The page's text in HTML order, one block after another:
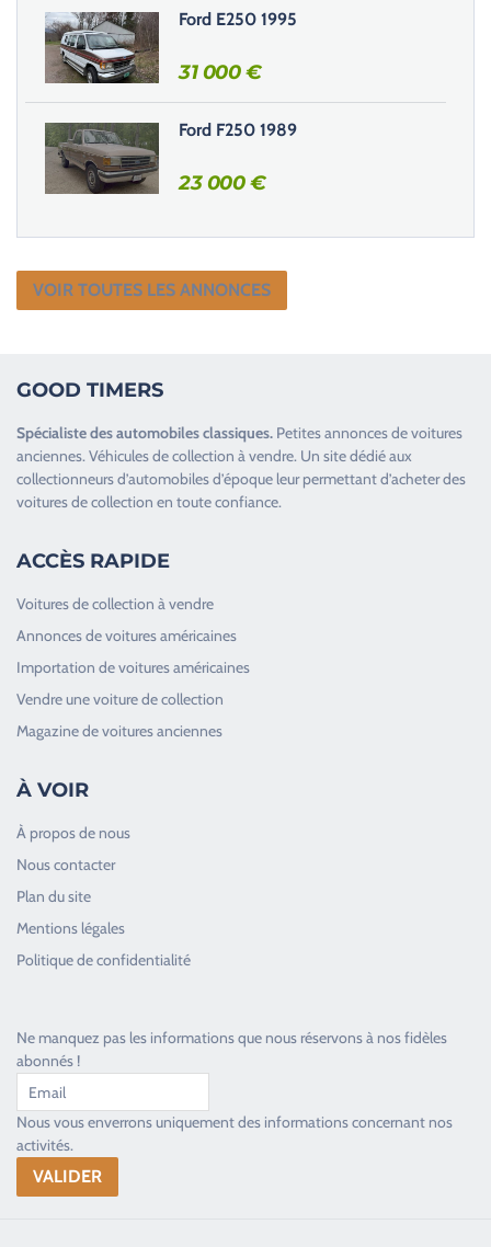
e
.
Ford E250 1995
31 000€
Ford F250 1989
23 000€
VOIR TOUTES LES ANNONCES
GOOD TIMERS
Spécialiste desautomobiles classiques. Petites annonces devoitures
anciennes.Véhicules de collection à vendre. Un site dédié aux
collectionneurs d’automobiles d’époque leur permettant d’acheter des
voitures de collection en toute confiance.
ACCÈS RAPIDE
Voitures de collection à vendre
Annonces de voitures américaines
Importation de voitures américaines
Vendre une voiture de collection
Magazine de voitures anciennes
À VOIR
À propos de nous
Nous contacter
Plan du site
Mentions légales
Politique de confidentialité
Ne manquez pas les informations que nous réservons à nos fidèles
abonnés !
Nous vous enverrons uniquement des informations concernant nos
activités.
Toujours heureux d'aider les passionnés